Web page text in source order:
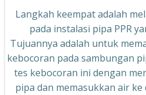
Langkah keempat adalah
pada instalasi pipa PPR
Tujuannya adalah untuk
kebocoran pada sambungan
tes kebocoran ini dengan
pipa dan memasukkan air ke